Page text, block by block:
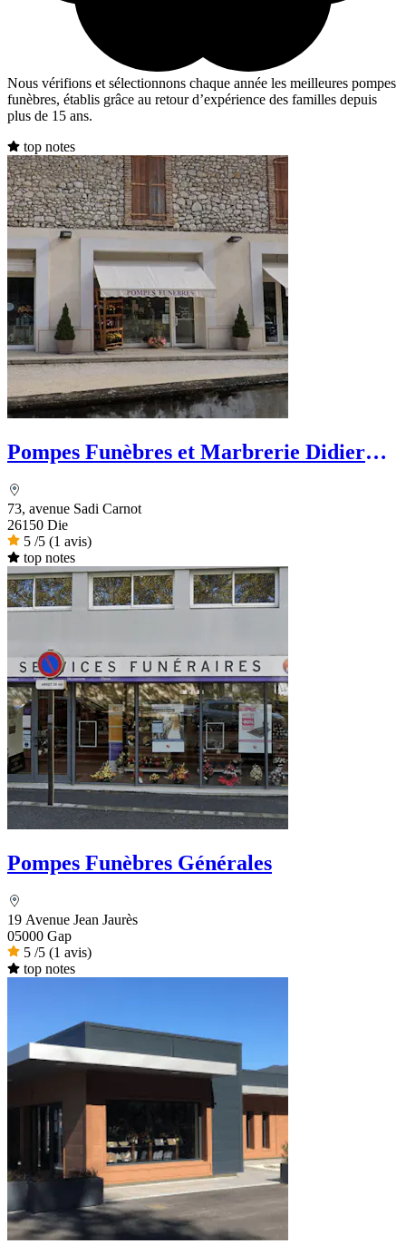
Nous vérifions et sélectionnons chaque année les meilleures pompes
funèbres, établis grâce au retour d’expérience des familles depuis
plus de 15 ans.
top notes
Pompes Funèbres et Marbrerie Didier
73, avenue Sadi Carnot
26150 Die
5 /5 (1 avis)
top notes
Pompes Funèbres Générales
19 Avenue Jean Jaurès
05000 Gap
5 /5 (1 avis)
top notes